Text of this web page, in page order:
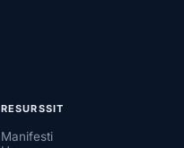
RESURSSIT
Manifesti